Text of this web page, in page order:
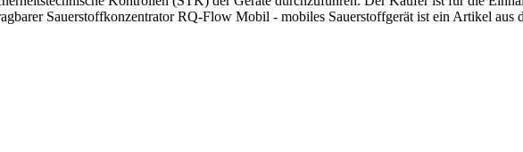
Sauerstoffkonzentrator RQ-Flow Mobil - mobiles Sauerstoffgerät ist ein Artikel aus